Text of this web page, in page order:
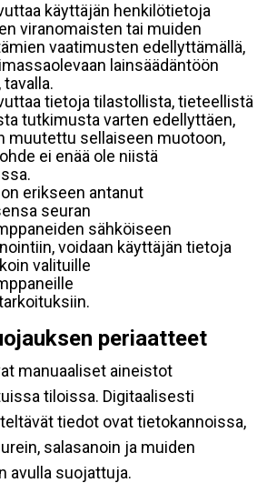
käyttäjän henkilötietoja
viranomaisten tai muiden
vaatimusten edellyttämällä,
lainsäädäntöön
tietoja tilastollista, tieteellistä
tutkimusta varten edellyttäen,
muutettu sellaiseen muotoon,
ei enää ole niistä
erikseen antanut
seuran
sähköiseen
voidaan käyttäjän tietoja
valituille
periaatteet
manuaaliset aineistot
tiloissa. Digitaalisesti
tiedot ovat tietokannoissa,
salasanoin ja muiden
avulla suojattuja.